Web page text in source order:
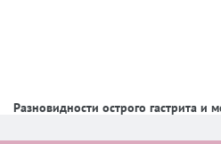
Разновидности острого гастрита и